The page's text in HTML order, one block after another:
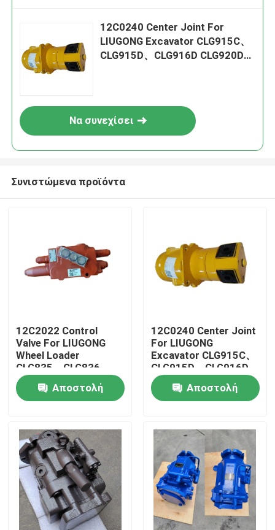
Σπίτι
Προϊόντα
Βίντεο
12C0240 Center Joint For
LIUGONG Excavator CLG915C、
CLG915D、CLG916D CLG920D、
Να συνεχίσει
Συνιστώμενα προϊόντα
12C2022 Control
Valve For LIUGONG
Wheel Loader
CLG835、CLG836、
ZL30CN、ZL30E
CLG842、ZL40B
CLG850H、CLG855H
Αποστολή
12C0240 Center Joint
For LIUGONG
Excavator CLG915C、
CLG915D、CLG916D
CLG920D、CLG920E
CLG922DΑποστολή